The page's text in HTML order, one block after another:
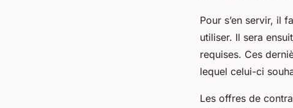
Pour s’en servir, il
utiliser. Il sera
requises. Ces
lequel celui-ci
Les offres de